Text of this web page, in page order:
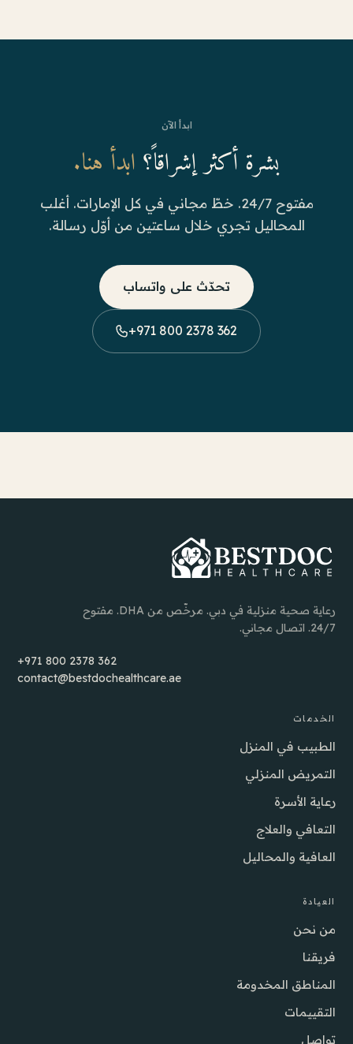
ابدأ الآن
بشرة أكثر إشراقاً؟ ابدأ هنا.
مفتوح 24/7. خطّ مجاني في كل الإمارات. أغلب
المحاليل تجري خلال ساعتين من أوّل رسالة.
تحدّث على واتساب
+971 800 2378 362
رعاية صحية منزلية في دبي. مرخّص من DHA. مفتوح
24/7. اتصال مجاني.
+971 800 2378 362
contact@bestdochealthcare.ae
الخدمات
الطبيب في المنزل
التمريض المنزلي
رعاية الأسرة
التعافي والعلاج
العافية والمحاليل
العيادة
من نحن
فريقنا
المناطق المخدومة
التقييمات
تواصل